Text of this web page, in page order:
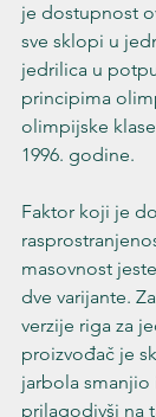
je dostupnost
sve sklopi u
jedrilica u
principima
olimpijske
1996. godine.
Faktor koji je
masovnost
dve varijante.
verzije riga za
proizvođač je
jarbola smanjio
prilagodivši na